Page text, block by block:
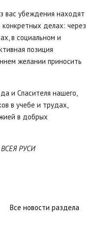
вас убеждения находят
делах: через
в социальном и
позиция
желании приносить
и Спасителя нашего,
в учебе и трудах,
в добрых
РУСИ
Все новости раздела